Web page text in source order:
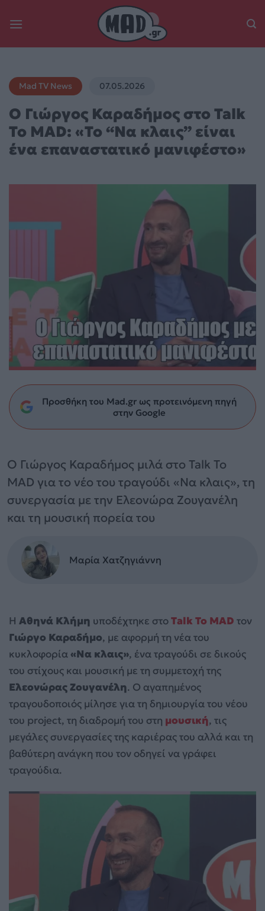
Mad TV News 07.05.2026
O Γιώργος Καραδήμος στο Talk
To MAD: «Το “Να κλαις” είναι
ένα επαναστατικό μανιφέστο»
Προσθήκη του Mad.gr ως προτεινόμενη πηγή
στην Google
Ο Γιώργος Καραδήμος μιλά στο Talk To
MAD για το νέο του τραγούδι «Να κλαις», τη
συνεργασία με την Ελεονώρα Ζουγανέλη
και τη μουσική πορεία του
Μαρία Χατζηγιάννη
Η Αθηνά Κλήμη υποδέχτηκε στοTalk To MAD τον
Γιώργο Καραδήμο, με αφορμή τη νέα του
κυκλοφορία«Να κλαις», ένα τραγούδι σε δικούς
του στίχους και μουσική με τη συμμετοχή της
Ελεονώρας Ζουγανέλη. Ο αγαπημένος
τραγουδοποιός μίλησε για τη δημιουργία του νέου
του project, τη διαδρομή του στη μουσική, τις
μεγάλες συνεργασίες της καριέρας του αλλά και τη
βαθύτερη ανάγκη που τον οδηγεί να γράφει
τραγούδια.